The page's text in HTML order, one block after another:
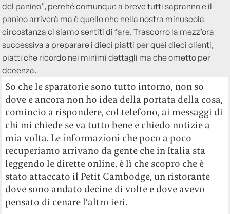
del panico”, perché comunque a breve tutti sapranno e il
panico arriverà ma è quello che nella nostra minuscola
circostanza ci siamo sentiti di fare. Trascorro la mezz’ora
successiva a preparare i dieci piatti per quei dieci clienti,
piatti che ricordo nei minimi dettagli ma che ometto per
decenza.
So che le sparatorie sono tutto intorno, non so
dove e ancora non ho idea della portata della cosa,
comincio a rispondere, col telefono, ai messaggi di
chi mi chiede se va tutto bene e chiedo notizie a
mia volta. Le informazioni che poco a poco
recuperiamo arrivano da gente che in Italia sta
leggendo le dirette online, è lì che scopro che è
stato attaccato il Petit Cambodge, un ristorante
dove sono andato decine di volte e dove avevo
pensato di cenare l’altro ieri.